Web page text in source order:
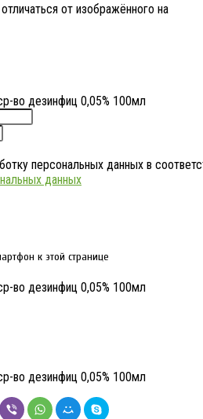
от изображённого на
во дезинфиц 0,05% 100мл
персональных данных в
данных
к этой странице
во дезинфиц 0,05% 100мл
во дезинфиц 0,05% 100мл